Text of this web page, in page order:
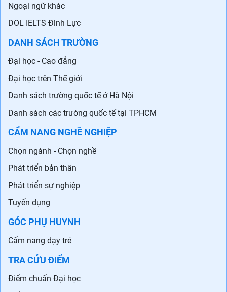
Ngoại ngữ khác
DOL IELTS Đình Lực
DANH SÁCH TRƯỜNG
Đại học - Cao đẳng
Đại học trên Thế giới
Danh sách trường quốc tế ở Hà Nội
Danh sách các trường quốc tế tại TPHCM
CẨM NANG NGHỀ NGHIỆP
Chọn ngành - Chọn nghề
Phát triển bản thân
Phát triển sự nghiệp
Tuyển dụng
GÓC PHỤ HUYNH
Cẩm nang dạy trẻ
TRA CỨU ĐIỂM
Điểm chuẩn Đại học